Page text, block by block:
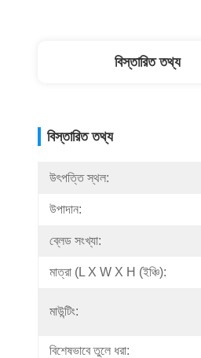
বিস্তারিত তথ্য
বিস্তারিত তথ্য
উৎপত্তি স্থল:
উপাদান:
ব্লেড সংখ্যা:
মাত্রা (L X W X H (ইঞ্চি):
মাউন্টিং:
বিশেষভাবে তুলে ধরা: